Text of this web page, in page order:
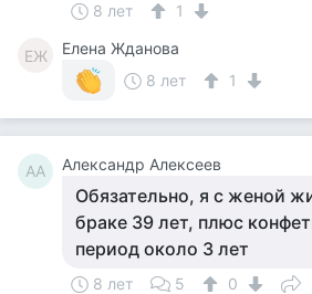
8 лет 1
ЕЖ
Елена Жданова
8 лет
1
АА Александр Алексеев
Обязательно, я с женой
браке 39 лет, плюс
период около 3 лет
8 лет 5 0